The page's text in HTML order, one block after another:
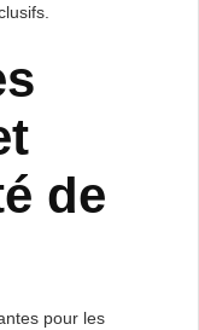
de
pour les